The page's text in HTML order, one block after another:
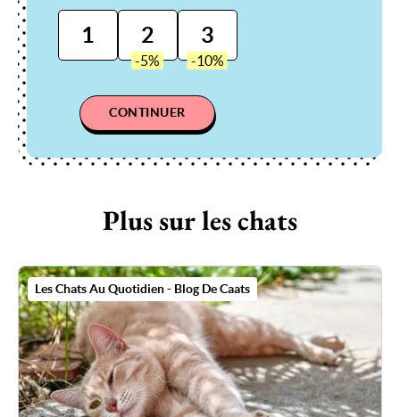
1 2 3
CONTINUER
Plus sur les chats
Les Chats Au Quotidien - Blog De Caats